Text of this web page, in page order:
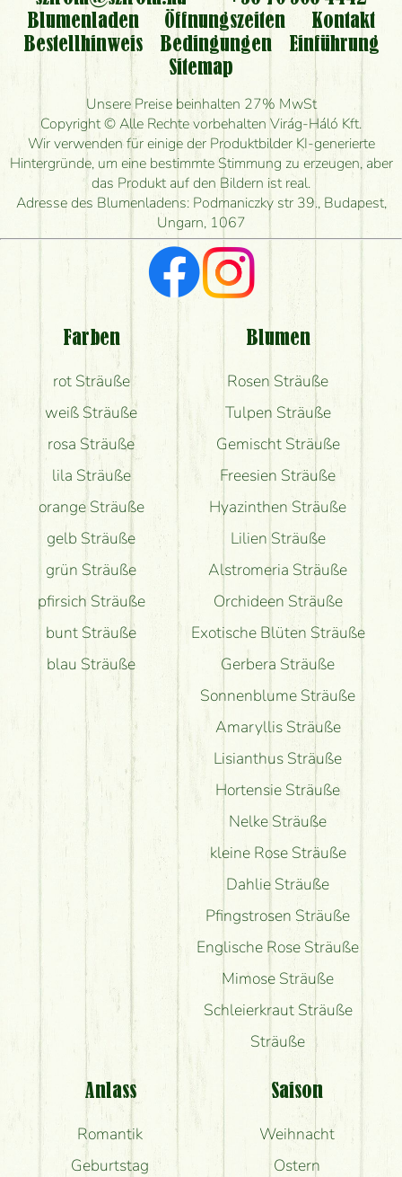
Kann ich den bestellten Blumenstrauß persönlich
nehmen oder nur per Blumenversand?
Ist eine Bestellung für ländliche Gebiete möglich?
Wie lange kann ich heute Blumen mit Lieferung
bestellen?
Wie schnell können Sie den Blumenstrauß
herstellen und wann können Sie ihn frühestens
liefern?
Ich suche rote Rosen, hast du welche?
Welche Rückmeldungen bekomme ich zum
Bekomme ich wirklich, was auf dem Bild zu sehen
Blumenladen
Öffnungszeiten
Kontakt
Bestellhinweis
Bedingungen
Einführung
Sitemap
Unsere Preise beinhalten 27% MwSt
Copyright © Alle Rechte vorbehalten Virág-Háló Kft.
Wir verwenden für einige der Produktbilder KI-generierte
Hintergründe, um eine bestimmte Stimmung zu erzeugen, aber
das Produkt auf den Bildern ist real.
Adresse des Blumenladens: Podmaniczky str 39., Budapest,
Ungarn, 1067
Farben
rot Sträuße
weiß Sträuße
rosa Sträuße
lila Sträuße
orange Sträuße
gelb Sträuße
grün Sträuße
pfirsich Sträuße
bunt Sträuße
blau Sträuße
Blumen
Rosen Sträuße
Tulpen Sträuße
Gemischt Sträuße
Freesien Sträuße
Hyazinthen Sträuße
Lilien Sträuße
Alstromeria Sträuße
Orchideen Sträuße
Exotische Blüten Sträuße
Gerbera Sträuße
Sonnenblume Sträuße
Amaryllis Sträuße
Lisianthus Sträuße
Hortensie Sträuße
Nelke Sträuße
kleine Rose Sträuße
Dahlie Sträuße
Pfingstrosen Sträuße
Englische Rose Sträuße
Mimose Sträuße
Schleierkraut Sträuße
Sträuße
Anlass
Romantik
Geburtstag
Saison
Weihnacht
Ostern